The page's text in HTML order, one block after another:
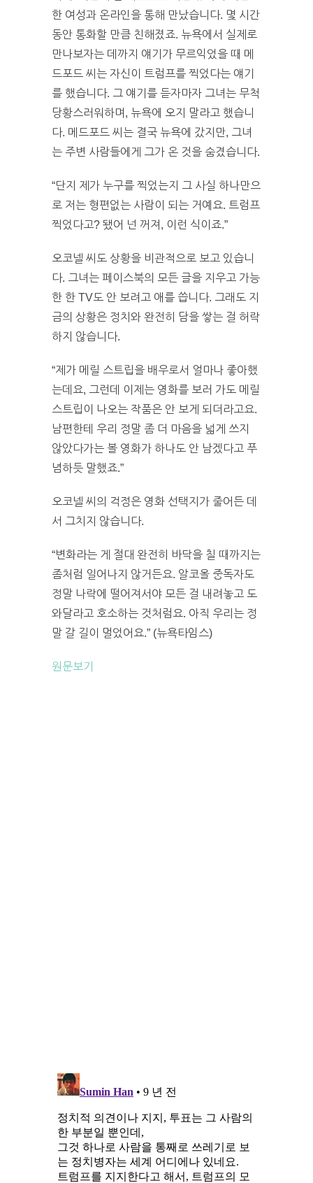
한 여성과 온라인을 통해 만났습니다. 몇 시간
동안 통화할 만큼 친해졌죠. 뉴욕에서 실제로
만나보자는 데까지 얘기가 무르익었을 때 메
드포드 씨는 자신이 트럼프를 찍었다는 얘기
를 했습니다. 그 얘기를 듣자마자 그녀는 무척
당황스러워하며, 뉴욕에 오지 말라고 했습니
다. 메드포드 씨는 결국 뉴욕에 갔지만, 그녀
는 주변 사람들에게 그가 온 것을 숨겼습니다.
“단지 제가 누구를 찍었는지 그 사실 하나만으
로 저는 형편없는 사람이 되는 거예요. 트럼프
찍었다고? 됐어 넌 꺼져, 이런 식이죠.”
오코넬 씨도 상황을 비관적으로 보고 있습니
다. 그녀는 페이스북의 모든 글을 지우고 가능
한 한 TV도 안 보려고 애를 씁니다. 그래도 지
금의 상황은 정치와 완전히 담을 쌓는 걸 허락
하지 않습니다.
“제가 메릴 스트립을 배우로서 얼마나 좋아했
는데요, 그런데 이제는 영화를 보러 가도 메릴
스트립이 나오는 작품은 안 보게 되더라고요.
남편한테 우리 정말 좀 더 마음을 넓게 쓰지
않았다가는 볼 영화가 하나도 안 남겠다고 푸
념하듯 말했죠.”
오코넬 씨의 걱정은 영화 선택지가 줄어든 데
서 그치지 않습니다.
“변화라는 게 절대 완전히 바닥을 칠 때까지는
좀처럼 일어나지 않거든요. 알코올 중독자도
정말 나락에 떨어져서야 모든 걸 내려놓고 도
와달라고 호소하는 것처럼요. 아직 우리는 정
말 갈 길이 멀었어요.” (뉴욕타임스)
원문보기